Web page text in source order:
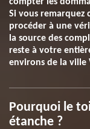
Si vous
procéder à une
la source des
reste à votre
environs de la ville
Pourquoi le
étanche ?